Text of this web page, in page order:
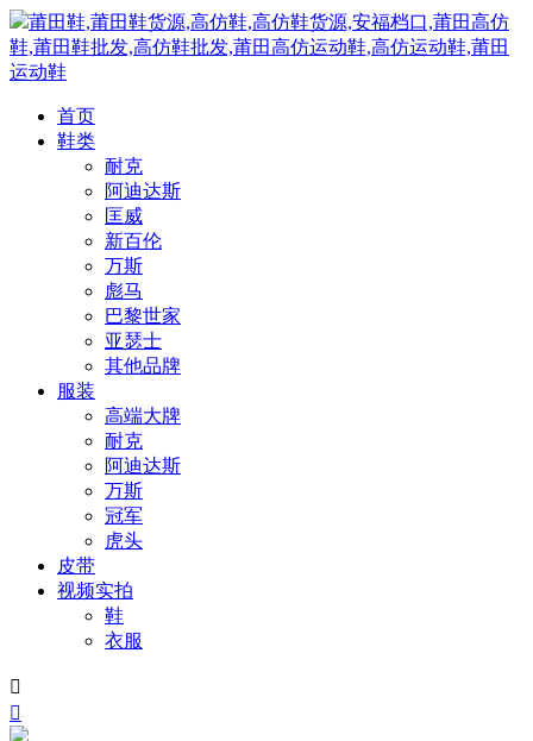
莆田鞋,莆田鞋货源,高仿鞋,高仿鞋货源,安福档口,莆田高仿
鞋,莆田鞋批发,高仿鞋批发,莆田高仿运动鞋,高仿运动鞋,莆田
运动鞋
首页
鞋类
耐克
阿迪达斯
匡威
新百伦
万斯
彪马
巴黎世家
亚瑟士
其他品牌
服装
高端大牌
耐克
阿迪达斯
万斯
冠军
虎头
皮带
视频实拍
鞋
衣服

